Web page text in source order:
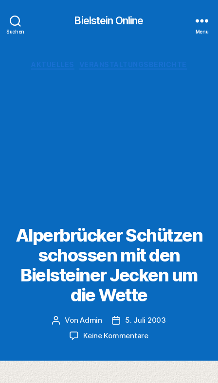
Suchen
Bielstein Online
Menü
Alperbrücker Schützen
schossen mit den
Bielsteiner Jecken um
die Wette
Beitragsautor
VonAdmin Veröffentlichungsdatum
5. Juli 2003
Keine Kommentarezu
schossen
mit